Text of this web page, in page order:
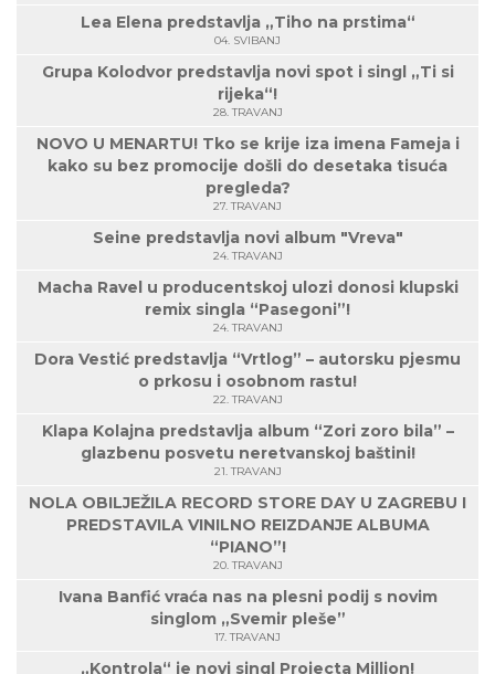
Lea Elena predstavlja „Tiho na prstima“
04. SVIBANJ
Grupa Kolodvor predstavlja novi spot i singl „Ti si
rijeka“!
28. TRAVANJ
NOVO U MENARTU! Tko se krije iza imena Fameja i
kako su bez promocije došli do desetaka tisuća
pregleda?
27. TRAVANJ
Seine predstavlja novi album "Vreva"
24. TRAVANJ
Macha Ravel u producentskoj ulozi donosi klupski
remix singla “Pasegoni”!
24. TRAVANJ
Dora Vestić predstavlja “Vrtlog” – autorsku pjesmu
o prkosu i osobnom rastu!
22. TRAVANJ
Klapa Kolajna predstavlja album “Zori zoro bila” –
glazbenu posvetu neretvanskoj baštini!
21. TRAVANJ
NOLA OBILJEŽILA RECORD STORE DAY U ZAGREBU I
PREDSTAVILA VINILNO REIZDANJE ALBUMA
“PIANO”!
20. TRAVANJ
Ivana Banfić vraća nas na plesni podij s novim
singlom „Svemir pleše”
17. TRAVANJ
„Kontrola“ je novi singl Projecta Million!